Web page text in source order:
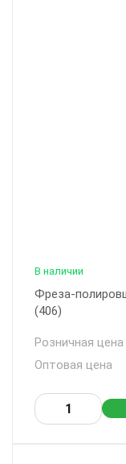
В наличии
Фреза-
(406)
Розничная цена
Оптовая цена